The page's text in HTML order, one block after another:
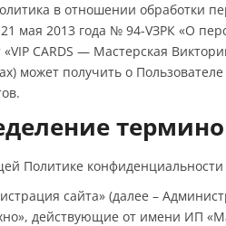
в отношении обработки
21 мая 2013 года № 94-VЗРК «О
«VIP CARDS — Мастерская
может получить о
Политике
сайта» (далее –
действующие от имени ИП